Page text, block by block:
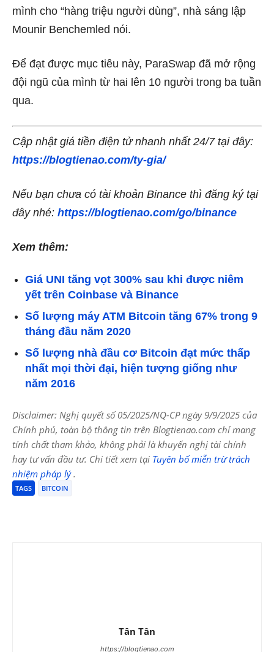
mình cho “hàng triệu người dùng”, nhà sáng lập
Mounir Benchemled nói.
Để đạt được mục tiêu này, ParaSwap đã mở rộng
đội ngũ của mình từ hai lên 10 người trong ba tuần
qua.
Cập nhật giá tiền điện tử nhanh nhất 24/7 tại đây:
https://blogtienao.com/ty-gia/
Nếu bạn chưa có tài khoản Binance thì đăng ký tại
đây nhé: https://blogtienao.com/go/binance
Xem thêm:
Giá UNI tăng vọt 300% sau khi được niêm
yết trên Coinbase và Binance
Số lượng máy ATM Bitcoin tăng 67% trong 9
tháng đầu năm 2020
Số lượng nhà đầu cơ Bitcoin đạt mức thấp
nhất mọi thời đại, hiện tượng giống như
năm 2016
Disclaimer: Nghị quyết số 05/2025/NQ-CP ngày 9/9/2025 của
Chính phủ, toàn bộ thông tin trên Blogtienao.com chỉ mang
tính chất tham khảo, không phải là khuyến nghị tài chính
hay tư vấn đầu tư. Chi tiết xem tại Tuyên bố miễn trừ trách
nhiệm pháp lý.
TAGS BITCOIN
Tân Tân
https://blogtienao.com